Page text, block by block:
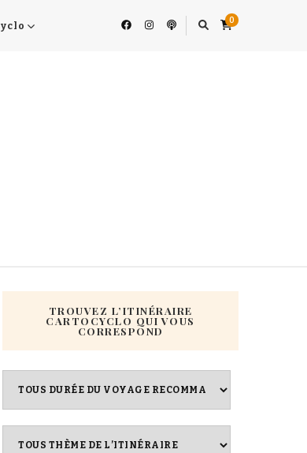
0
TROUVEZ L’ITINÉRAIRE
CARTOCYCLO QUI VOUS
CORRESPOND